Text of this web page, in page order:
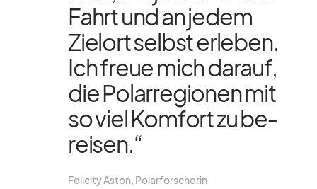
Fahrt und an je­dem
Ziel­ort selbst er­le­ben.
Ich freue mich dar­auf,
die Po­lar­re­gio­nen mit
so viel Kom­fort zu be­
rei­sen.“
Fe­li­city As­ton, Po­lar­for­sche­rin